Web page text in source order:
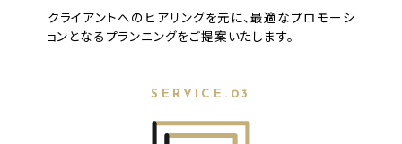
クライアントへのヒアリングを元に、最適なプロモーシ
ョンとなるプランニングをご提案いたします。
SERVICE.03